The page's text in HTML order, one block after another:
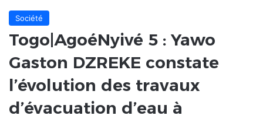
Société
Togo|AgoéNyivé 5 : Yawo
Gaston DZREKE constate
l’évolution des travaux
d’évacuation d’eau à